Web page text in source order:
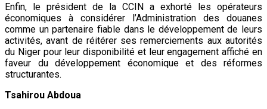
Enfin, le président de la CCIN a exhorté les opérateurs
économiques à considérer l’Administration des douanes
comme un partenaire fiable dans le développement de leurs
activités, avant de réitérer ses remerciements aux autorités
du Niger pour leur disponibilité et leur engagement affiché en
faveur du développement économique et des réformes
structurantes.
Tsahirou Abdoua